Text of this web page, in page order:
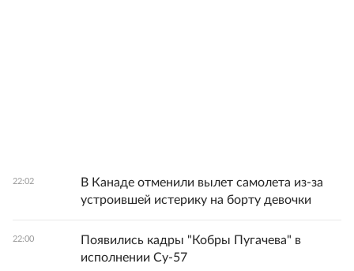
22:02
В Канаде отменили вылет самолета из-за
устроившей истерику на борту девочки
22:00
Появились кадры "Кобры Пугачева" в
исполнении Су-57